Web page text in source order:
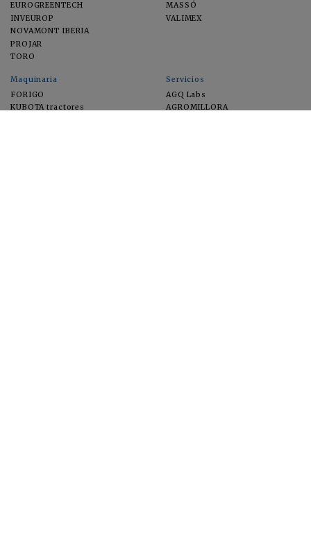
EUROGREENTECH
INVEUROP
NOVAMONT IBERIA
PROJAR
TORO
MASSÓ
VALIMEX
Maquinaria
FORIGO
KUBOTA tractores
Servicios
AGQ Labs
AGROMILLORA